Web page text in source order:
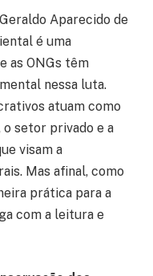
Aparecido de
é uma
as ONGs têm
nessa luta.
atuam como
setor privado e a
visam a
Mas afinal, como
prática para a
com a leitura e